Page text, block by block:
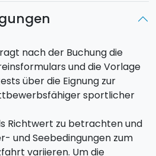
Troisi berühmt geworden
und seine Granita zu
Boot werdet ihr dannS.
wo das Schiff über Nacht
Frühstück werden die Segel
anzusteuern. Während
nach der Buchung die
und die Vorlage
über die Eignung zur
sportlicher
Richtwert zu betrachten und
und Seebedingungen zum
variieren. Um die